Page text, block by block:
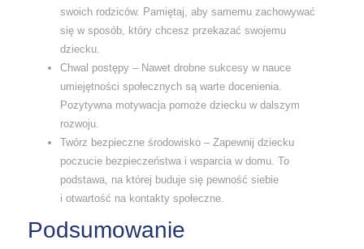
swoich rodziców. Pamiętaj, aby samemu zachowywać
się w sposób, który chcesz przekazać swojemu
dziecku.
Chwal postępy – Nawet drobne sukcesy w nauce
umiejętności społecznych są warte docenienia.
Pozytywna motywacja pomoże dziecku w dalszym
rozwoju.
Twórz bezpieczne środowisko – Zapewnij dziecku
poczucie bezpieczeństwa i wsparcia w domu. To
podstawa, na której buduje się pewność siebie
i otwartość na kontakty społeczne.
Podsumowanie